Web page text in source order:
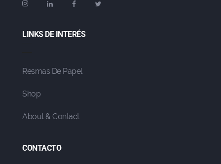
LINKS DE INTERÉS
Resmas De Papel
Shop
About & Contact
CONTACTO